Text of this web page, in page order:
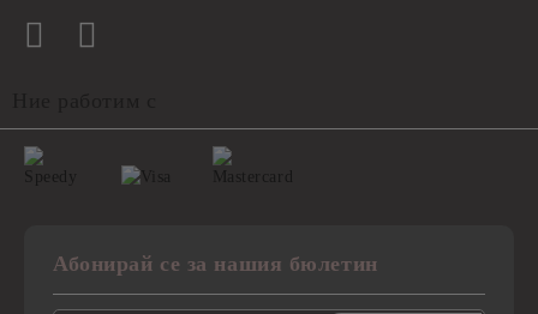
Абонирай се за нашия бюлетин